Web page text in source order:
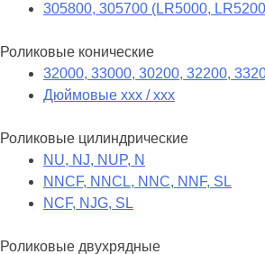
305800, 305700 (LR5000,
Роликовые конические
32000, 33000, 30200, 32200,
Дюймовые xxx / xxx
Роликовые цилиндрические
NU, NJ, NUP, N
NNCF, NNCL, NNC, NNF, SL
NCF, NJG, SL
Роликовые двухрядные